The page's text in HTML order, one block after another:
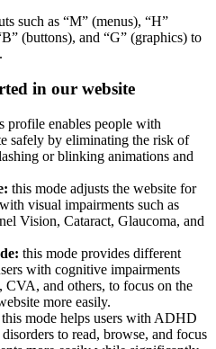
such as “M” (menus), “H”
(buttons), and “G” (graphics) to
in our website
profile enables people with
safely by eliminating the risk of
or blinking animations and
this mode adjusts the website for
visual impairments such as
Vision, Cataract, Glaucoma, and
this mode provides different
with cognitive impairments
CVA, and others, to focus on the
more easily.
this mode helps users with ADHD
to read, browse, and focus